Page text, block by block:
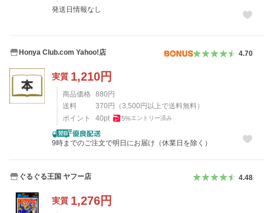
発送日情報なし
Honya Club.com Yahoo!店 4.70
実質 1,210円
商品価格 880 円
送料
370 円 （3,500 円以上で送料無料）
ポイント
40pt 5%エントリー済み
9時までのご注文で明日にお届け（休業日を除く）
ぐるぐる王国 ヤフー店 4.48
実質 1,276円